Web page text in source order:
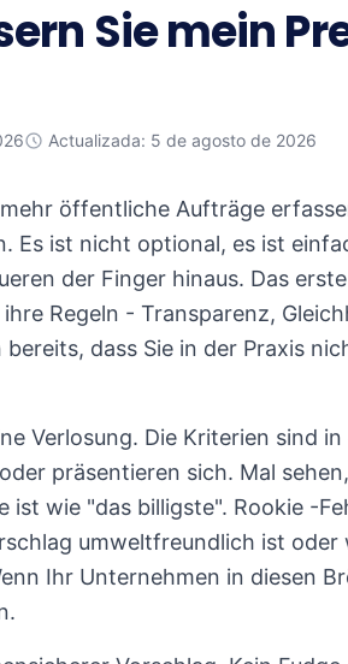
Sie mein
Actualizada: 5 de agosto de 2026
öffentliche Aufträge
Es ist nicht optional, es ist
der Finger hinaus. Das
Regeln - Transparenz,
dass Sie in der Praxis
Verlosung. Die Kriterien sind
präsentieren sich. Mal
ist wie "das billigste". Rookie -
umweltfreundlich ist
Ihr Unternehmen in diesen